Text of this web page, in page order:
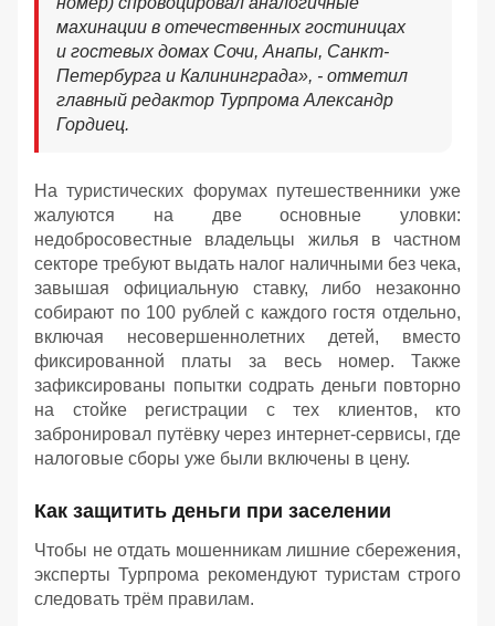
махинации в отечественных гостиницах
и гостевых домах Сочи, Анапы, Санкт-
Петербурга и Калининграда», - отметил
главный редактор Турпрома Александр
Гордиец.
На туристических форумах путешественники уже
жалуются на две основные уловки:
недобросовестные владельцы жилья в частном
секторе требуют выдать налог наличными без чека,
завышая официальную ставку, либо незаконно
собирают по 100 рублей с каждого гостя отдельно,
включая несовершеннолетних детей, вместо
фиксированной платы за весь номер. Также
зафиксированы попытки содрать деньги повторно
на стойке регистрации с тех клиентов, кто
забронировал путёвку через интернет-сервисы, где
налоговые сборы уже были включены в цену.
Как защитить деньги при заселении
Чтобы не отдать мошенникам лишние сбережения,
эксперты Турпрома рекомендуют туристам строго
следовать трём правилам.